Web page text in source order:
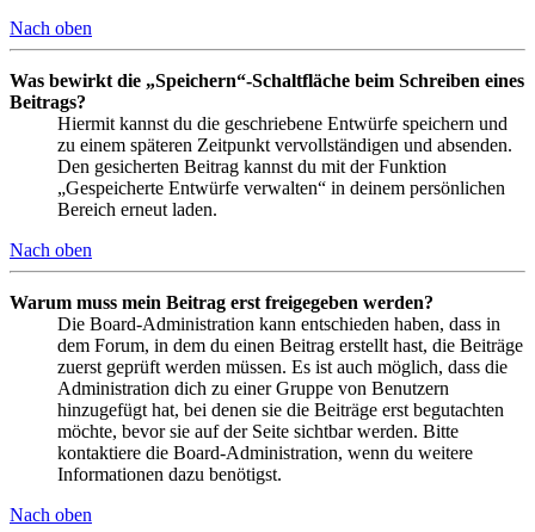
Nach oben
Was bewirkt die „Speichern“-Schaltfläche beim Schreiben eines
Beitrags?
Hiermit kannst du die geschriebene Entwürfe speichern und
zu einem späteren Zeitpunkt vervollständigen und absenden.
Den gesicherten Beitrag kannst du mit der Funktion
„Gespeicherte Entwürfe verwalten“ in deinem persönlichen
Bereich erneut laden.
Nach oben
Warum muss mein Beitrag erst freigegeben werden?
Die Board-Administration kann entschieden haben, dass in
dem Forum, in dem du einen Beitrag erstellt hast, die Beiträge
zuerst geprüft werden müssen. Es ist auch möglich, dass die
Administration dich zu einer Gruppe von Benutzern
hinzugefügt hat, bei denen sie die Beiträge erst begutachten
möchte, bevor sie auf der Seite sichtbar werden. Bitte
kontaktiere die Board-Administration, wenn du weitere
Informationen dazu benötigst.
Nach oben